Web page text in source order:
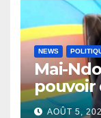
NEWS
Mai-
pouvoir
AOÛT 5,